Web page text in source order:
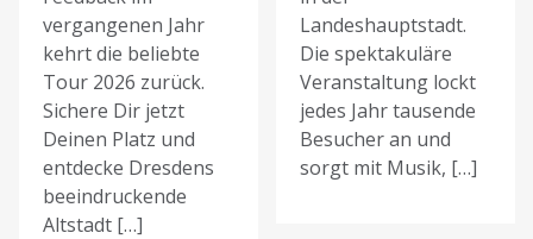
vergangenen Jahr
kehrt die beliebte
Tour 2026 zurück.
Sichere Dir jetzt
Deinen Platz und
entdecke Dresdens
beeindruckende
Altstadt […]
Landeshauptstadt.
Die spektakuläre
Veranstaltung lockt
jedes Jahr tausende
Besucher an und
sorgt mit Musik, […]